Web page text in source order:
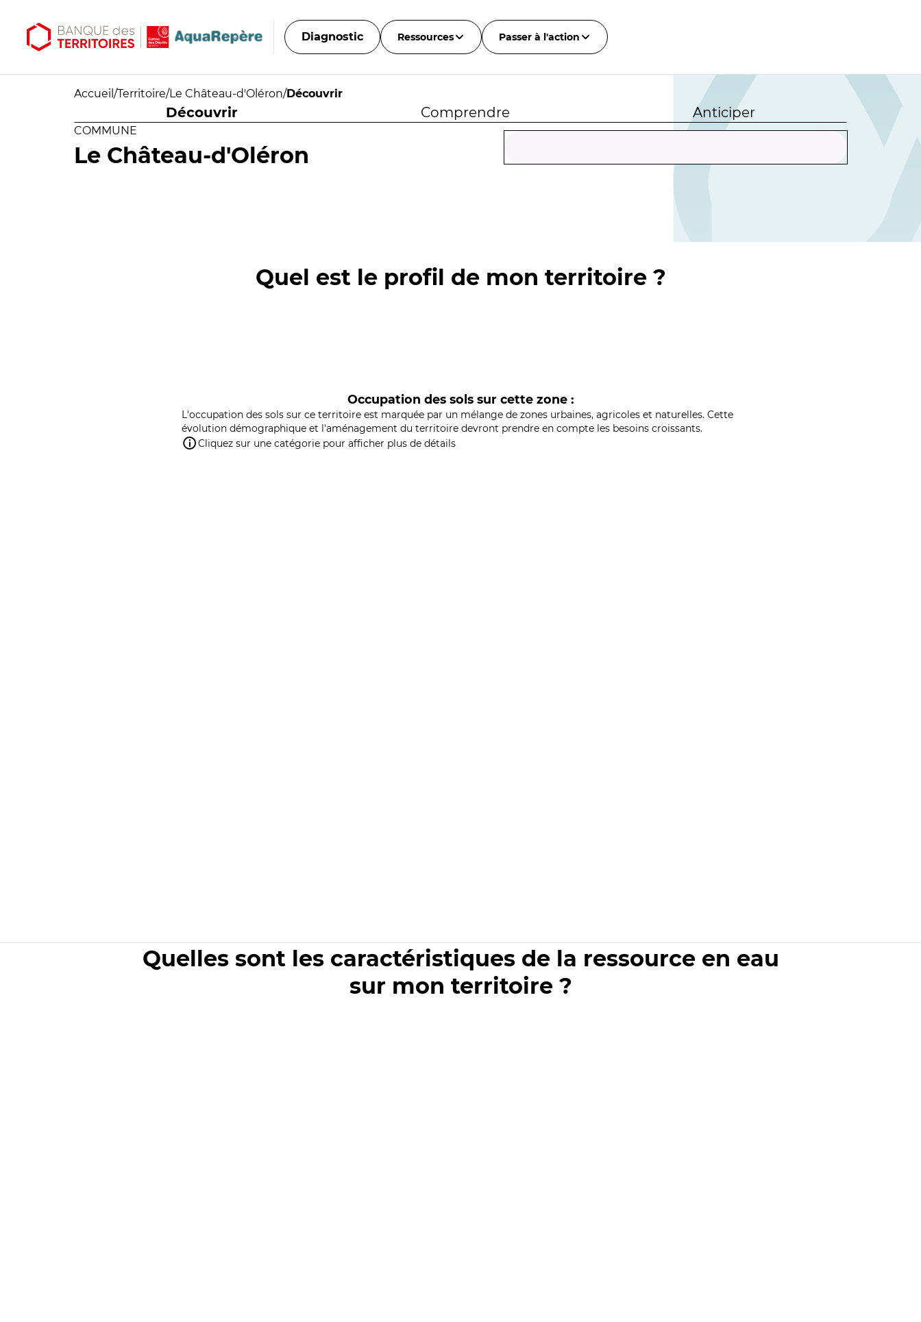
Diagnostic Ressources Passer à l'action
Accueil /Territoire/Le Château-d'Oléron/Découvrir
Découvrir Comprendre Anticiper
COMMUNE
Le Château-d'Oléron
Quel est le profil de mon territoire ?
Occupation des sols sur cette zone :
L'occupation des sols sur ce territoire est marquée par un mélange de zones urbaines, agricoles et naturelles. Cette
évolution démographique et l'aménagement du territoire devront prendre en compte les besoins croissants.
Cliquez sur une catégorie pour afficher plus de détails
Quelles sont les caractéristiques de la ressource en eau
sur mon territoire ?